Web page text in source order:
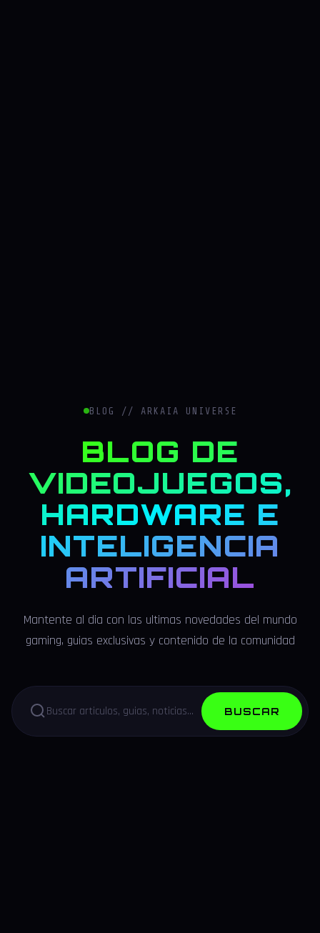
BLOG // ARKAIA UNIVERSE
BLOG DE
VIDEOJUEGOS,
HARDWARE E
INTELIGENCIA
ARTIFICIAL
Mantente al dia con las ultimas novedades del mundo
gaming, guias exclusivas y contenido de la comunidad
BUSCAR